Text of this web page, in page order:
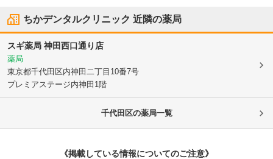
ちかデンタルクリニック 近隣の薬局
スギ薬局 神田西口通り店
薬局
東京都千代田区内神田二丁目10番7号
プレミアステージ内神田1階
千代田区の薬局一覧
《掲載している情報についてのご注意》